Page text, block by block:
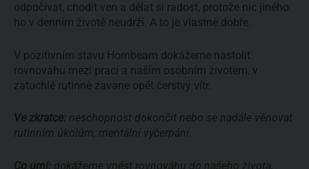
odpočívat, chodit ven a dělat si radost, protože nic jiného
ho v denním životě neudrží. A to je vlastně dobře.
V pozitivním stavu Hornbeam dokážeme nastolit
rovnováhu mezi prací a naším osobním životem, v
zatuchlé rutinně zavane opět čerstvý vítr.
Ve zkratce: neschopnost dokončit nebo se nadále věnovat
rutinním úkolům, mentální vyčerpání.
Co umí: dokážeme vnést rovnováhu do našeho života,